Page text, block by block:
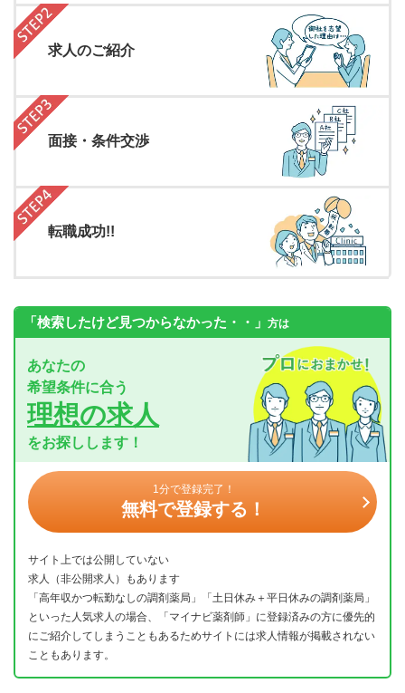
求人のご紹介
面接・条件交渉
転職成功!!
「検索したけど見つからなかった・・」 方は
あなたの
希望条件に合う
理想の求人
をお探しします！
1分で登録完了！
無料で登録する！
サイト上では公開していない
求人（非公開求人）もあります
「高年収かつ転勤なしの調剤薬局」「土日休み＋平日休みの調剤薬局」
といった人気求人の場合、「マイナビ薬剤師」に登録済みの方に優先的
にご紹介してしまうこともあるためサイトには求人情報が掲載されない
こともあります。